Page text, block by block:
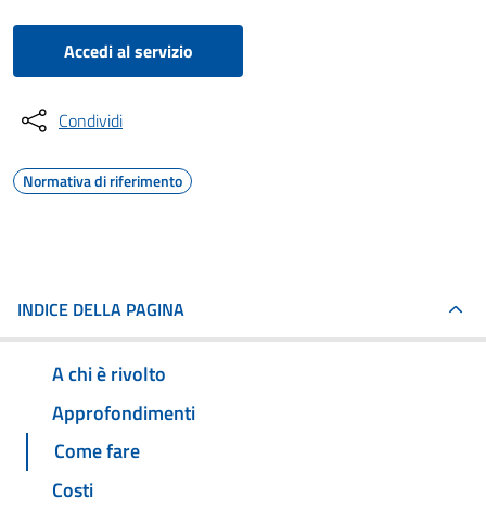
Accedi al servizio
Condividi
Normativa di riferimento
INDICE DELLA PAGINA
A chi è rivolto
Approfondimenti
Come fare
Costi